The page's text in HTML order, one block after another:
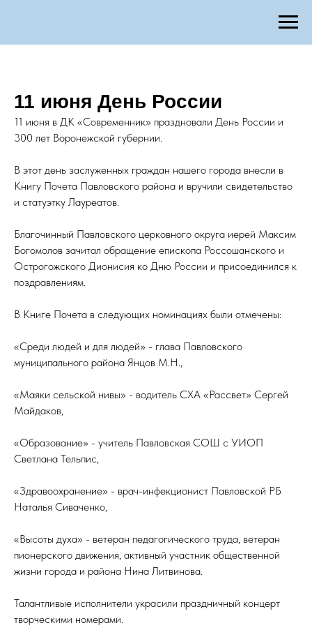
11 июня День России
11 июня в ДК «Современник» праздновали День России и
300 лет Воронежской губернии.
В этот день заслуженных граждан нашего города внесли в
Книгу Почета Павловского района и вручили свидетельство
и статуэтку Лауреатов.
Благочинный Павловского церковного округа иерей Максим
Богомолов зачитал обращение епископа Россошанского и
Острогожского Дионисия ко Дню России и присоединился к
поздравлениям.
В Книге Почета в следующих номинациях были отмечены:
«Среди людей и для людей» - глава Павловского
муниципального района Янцов М.Н.,
«Маяки сельской нивы» - водитель СХА «Рассвет» Сергей
Майдаков,
«Образование» - учитель Павловская СОШ с УИОП
Светлана Тельпис,
«Здравоохранение» - врач-инфекционист Павловской РБ
Наталья Сиваченко,
«Высоты духа» - ветеран педагогического труда, ветеран
пионерского движения, активный участник общественной
жизни города и района Нина Литвинова.
Талантливые исполнители украсили праздничный концерт
творческими номерами.